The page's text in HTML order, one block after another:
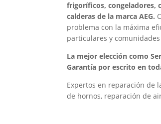
frigoríficos, congeladores,
calderas de la marca AEG.
problema con la máxima
particulares y
La mejor elección como
Garantía por escrito en
Expertos en reparación de
de hornos, reparación de